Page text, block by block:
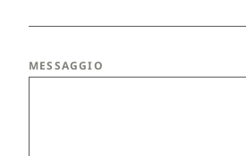
MESSAGGIO